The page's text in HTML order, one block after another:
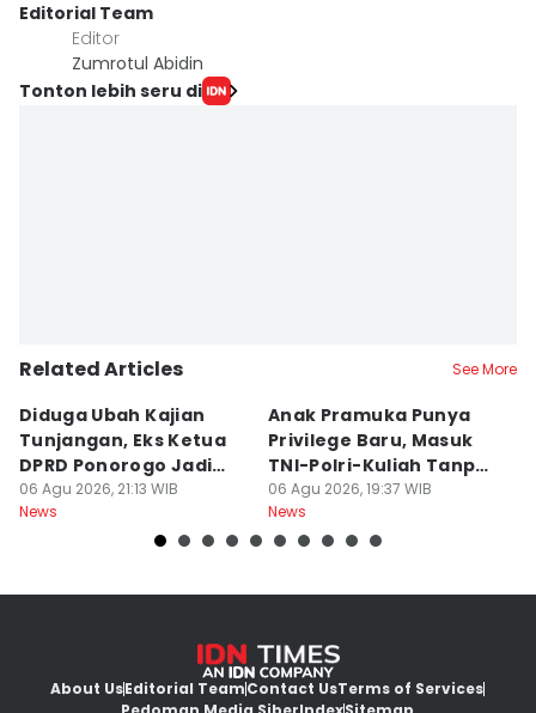
Editorial Team
Editor
Zumrotul Abidin
Tonton lebih seru di
Related Articles See More
Diduga Ubah Kajian
Tunjangan, Eks Ketua
DPRD Ponorogo Jadi
Tersangka
06 Agu 2026, 21:13 WIB
News
Anak Pramuka Punya
Privilege Baru, Masuk
TNI-Polri-Kuliah Tanpa
Tes
06 Agu 2026, 19:37 WIB
News
About UsEditorial TeamContact UsTerms of Services